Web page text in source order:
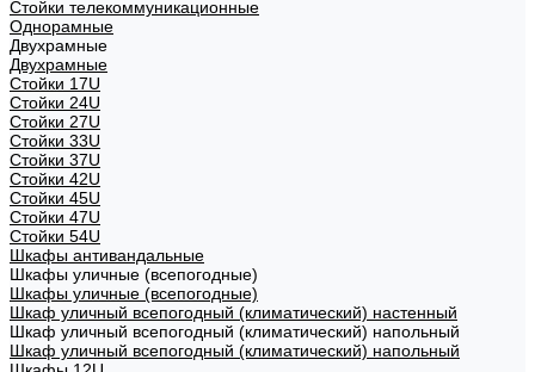
Стойки телекоммуникационные
Однорамные
Двухрамные
Двухрамные
Стойки 17U
Стойки 24U
Стойки 27U
Стойки 33U
Стойки 37U
Стойки 42U
Стойки 45U
Стойки 47U
Стойки 54U
Шкафы антивандальные
Шкафы уличные (всепогодные)
Шкафы уличные (всепогодные)
Шкаф уличный всепогодный (климатический) настенный
Шкаф уличный всепогодный (климатический) напольный
Шкаф уличный всепогодный (климатический) напольный